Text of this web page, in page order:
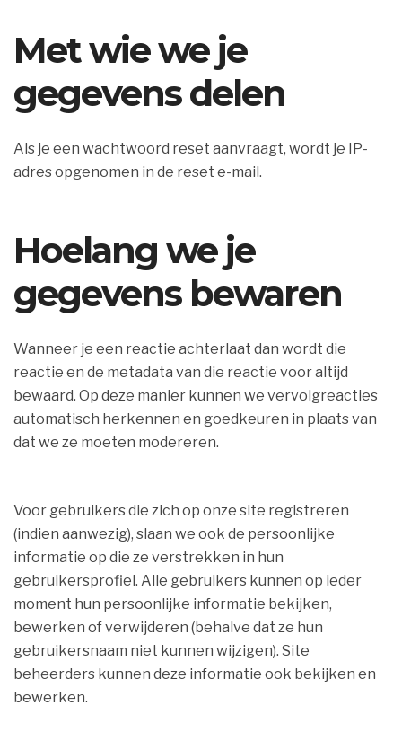
Met wie we je
gegevens delen
Als je een wachtwoord reset aanvraagt, wordt je IP-
adres opgenomen in de reset e-mail.
Hoelang we je
gegevens bewaren
Wanneer je een reactie achterlaat dan wordt die
reactie en de metadata van die reactie voor altijd
bewaard. Op deze manier kunnen we vervolgreacties
automatisch herkennen en goedkeuren in plaats van
dat we ze moeten modereren.
Voor gebruikers die zich op onze site registreren
(indien aanwezig), slaan we ook de persoonlijke
informatie op die ze verstrekken in hun
gebruikersprofiel. Alle gebruikers kunnen op ieder
moment hun persoonlijke informatie bekijken,
bewerken of verwijderen (behalve dat ze hun
gebruikersnaam niet kunnen wijzigen). Site
beheerders kunnen deze informatie ook bekijken en
bewerken.